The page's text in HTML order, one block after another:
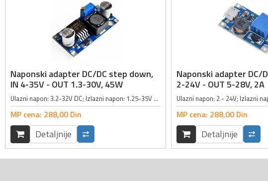
Naponski adapter DC/DC step down,
IN 4-35V - OUT 1.3-30V, 45W
Ulazni napon: 3.2-32V DC; Izlazni napon: 1.25-35V DC (podesivi step down); Maksimalna jačina izlazne struje: 3A; Dimenzije: 43x21x14mm; Izlazni napon ne može biti veći od ulaznog;
MP cena: 288,00 Din
Detaljnije
Naponski adapter DC/
2-24V - OUT 5-28V, 2A
MP cena: 288,00 Din
Detaljnije